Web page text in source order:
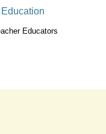
Educators